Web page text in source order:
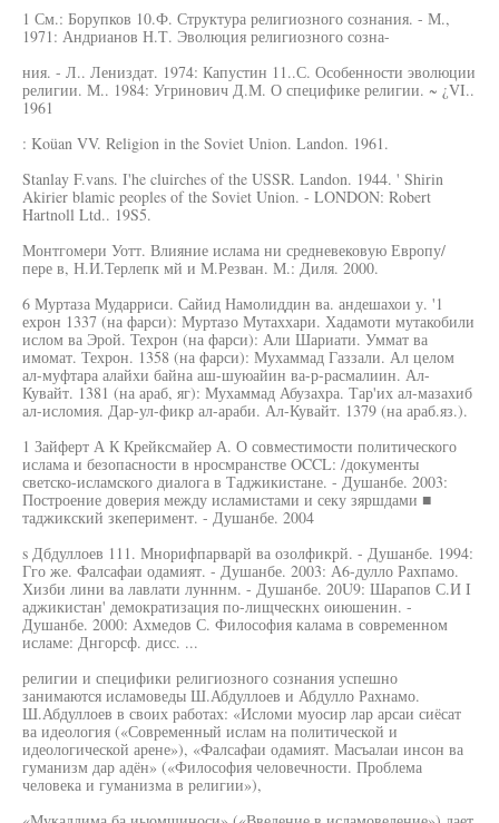
1 См.: Борупков 10.Ф. Структура религиозного сознания. - М.,
1971: Андрианов Н.Т. Эволюция религиозного созна-
ния. - Л.. Лениздат. 1974: Капустин 11..С. Особенности эволюции
религии. М.. 1984: Угринович Д.М. О специфике религии. ~ ¿VI..
1961
: Koüan VV. Religion in the Soviet Union. Landon. 1961.
Stanlay F.vans. I'he cluirches of the USSR. Landon. 1944. ' Shirin
Akirier blamic peoples of the Soviet Union. - LONDON: Robert
Hartnoll Ltd.. 19S5.
Монтгомери Уотт. Влияние ислама ни средневековую Европу/
пере в, Н.И.Терлепк мй и М.Резван. М.: Диля. 2000.
6 Муртаза Мударриси. Сайид Намолиддин ва. андешахои у. '1
ехрон 1337 (на фарси): Муртазо Мутаххари. Хадамоти мутакобили
ислом ва Эрой. Техрон (на фарси): Али Шариати. Уммат ва
имомат. Техрон. 1358 (на фарси): Мухаммад Газзали. Ал целом
ал-муфтара алайхи байна аш-шуюайин ва-р-расмалиин. Ал-
Кувайт. 1381 (на араб, яг): Мухаммад Абузахра. Тар'их ал-мазахиб
ал-исломия. Дар-ул-фикр ал-араби. Ал-Кувайт. 1379 (на араб.яз.).
1 Зайферт А К Крейксмайер А. О совместимости политического
ислама и безопасности в нросмранстве OCCL: /документы
светско-исламского диалога в Таджикистане. - Душанбе. 2003:
Построение доверия между исламистами и секу зяршдами ■
таджикский зкеперимент. - Душанбе. 2004
s Дбдуллоев 111. Мнорифпарварй ва озолфикрй. - Душанбе. 1994:
Гго же. Фалсафаи одамият. - Душанбе. 2003: А6-дулло Рахпамо.
Хизби лини ва лавлати лунннм. - Душанбе. 20U9: Шарапов С.И I
аджикистан' демократизация по-лищческнх оиюшенин. -
Душанбе. 2000: Ахмедов С. Философия калама в современном
исламе: Днгорсф. дисс. ...
религии и специфики религиозного сознания успешно
занимаются исламоведы Ш.Абдуллоев и Абдулло Рахнамо.
Ш.Абдуллоев в своих работах: «Исломи муосир лар арсаи сиёсат
ва идеология («Современный ислам на политической и
идеологической арене»), «Фалсафаи одамият. Масъалаи инсон ва
гуманизм дар адён» («Философия человечности. Проблема
человека и гуманизма в религии»),